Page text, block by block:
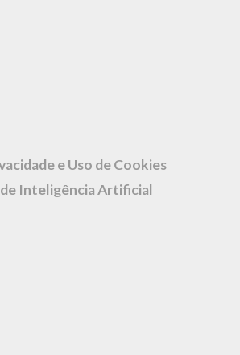
e Uso de Cookies
Inteligência Artificial